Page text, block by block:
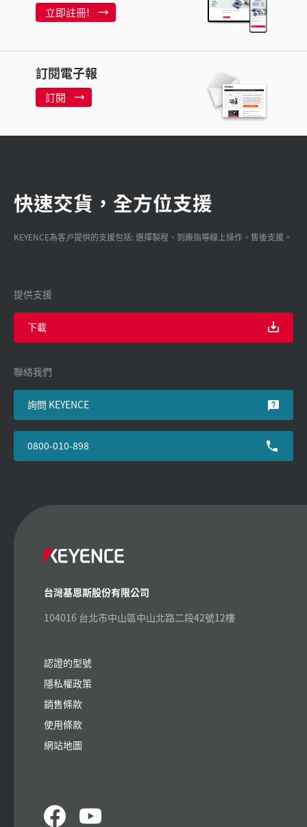
立即註冊!
訂閱電子報
訂閱
快速交貨，全方位支援
KEYENCE為客戸提供的支援包括: 選擇製程、到廠指導線上操作、售後支援。
提供支援
下載
聯絡我們
詢問 KEYENCE
0800-010-898
台灣基恩斯股份有限公司
104016 台北市中山區中山北路二段42號12樓
認證的型號
隱私權政策
銷售條款
使用條款
網站地圖